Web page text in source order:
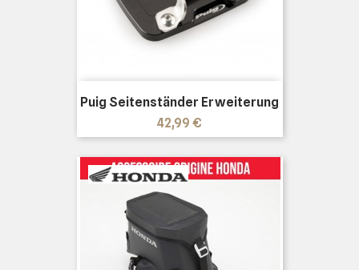
Puig Seitenständer Erweiterung
Preis
42,99 €